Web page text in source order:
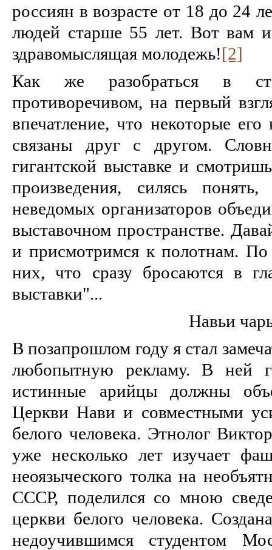
россиян в возрасте от 18 до 24
людей старше 55 лет. Вот вам
здравомыслящая молодежь![2]
Как же разобраться в
противоречивом, на первый
впечатление, что некоторые
связаны друг с другом.
гигантской выставке и
произведения, силясь
неведомых организаторов
выставочном пространстве.
и присмотримся к полотнам.
них, что сразу бросаются в
выставки"...
Навьи
В позапрошлом году я стал
любопытную рекламу. В ней
истинные арийцы должны
Церкви Нави и совместными
белого человека. Этнолог
уже несколько лет изучает
неоязыческого толка на
СССР, поделился со мною
церкви белого человека.
недоучившимся студентом